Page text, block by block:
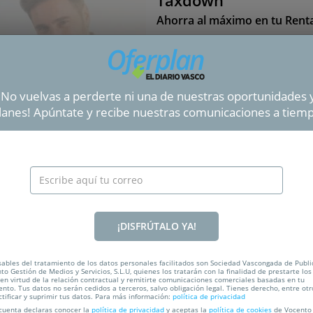
Ahorra al máximo en tu
LOCALIZACIÓN
TU DECLARACIÓN
MIEDO
impuestos y déjalo todo en manos de tu asesor. Disfruta
Artificial y un equipo de expertos fiscales para que
vuelvas a perderte ni una de nuestras oportunidades
Apúntate y recibe nuestras comunicaciones a
¡DISFRÚTALO YA!
del tratamiento de los datos personales facilitados son Sociedad Vascongada de
Gestión de Medios y Servicios, S.L.U, quienes los tratarán con la finalidad de prestarte
virtud de la relación contractual y remitirte comunicaciones comerciales basadas en tu
Tus datos no serán cedidos a terceros, salvo obligación legal. Tienes derecho, entre
y suprimir tus datos. Para más información: política de privacidad
declaras conocer la política de privacidad y aceptas la política de cookies de